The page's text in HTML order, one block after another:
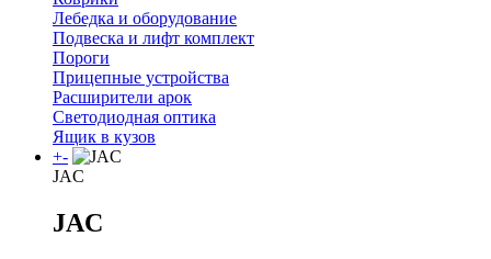
Лебедка и оборудование
Подвеска и лифт комплект
Пороги
Прицепные устройства
Расширители арок
Светодиодная оптика
Ящик в кузов
+-
JAC
JAC